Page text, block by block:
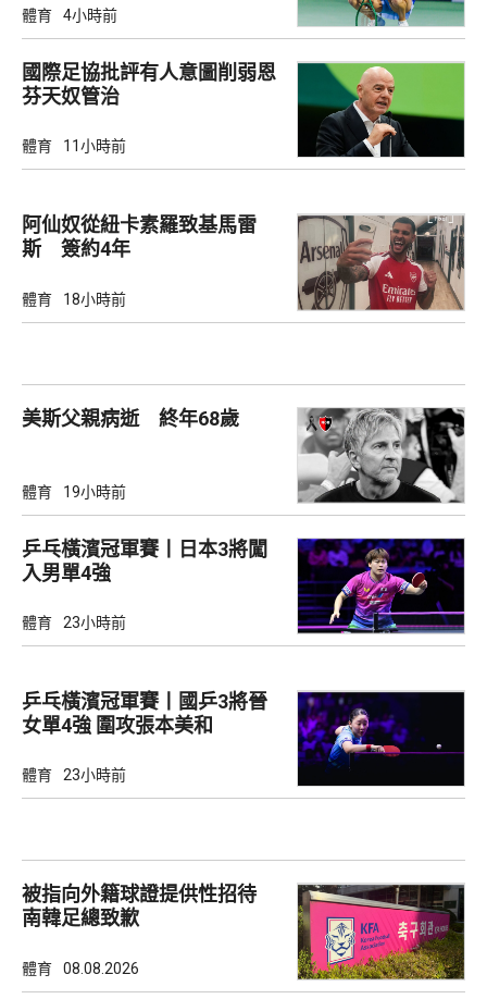
體育 4小時前
國際足協批評有人意圖削弱恩
芬天奴管治
體育 11小時前
阿仙奴從紐卡素羅致基馬雷
斯 簽約4年
體育 18小時前
美斯父親病逝 終年68歲
體育 19小時前
乒乓橫濱冠軍賽丨日本3將闖
入男單4強
體育 23小時前
乒乓橫濱冠軍賽丨國乒3將晉
女單4強 圍攻張本美和
體育 23小時前
被指向外籍球證提供性招待
南韓足總致歉
體育 08.08.2026